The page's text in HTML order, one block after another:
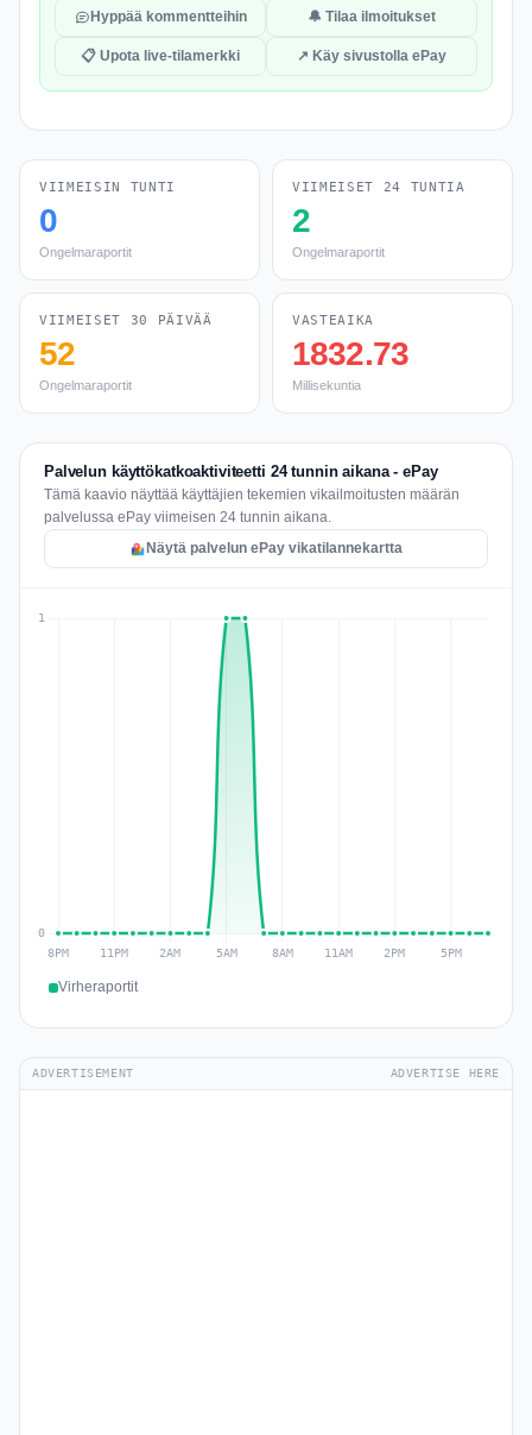
Hyppää kommentteihin 🔔 Tilaa ilmoitukset
📋 Upota live-tilamerkki ↗ Käy sivustolla ePay
VIIMEISIN TUNTI
0
Ongelmaraportit
VIIMEISET 24 TUNTIA
2
Ongelmaraportit
VIIMEISET 30 PÄIVÄÄ
52
Ongelmaraportit
VASTEAIKA
1832.73
Millisekuntia
Palvelun käyttökatkoaktiviteetti 24 tunnin aikana - ePay
Tämä kaavio näyttää käyttäjien tekemien vikailmoitusten määrän
palvelussa ePay viimeisen 24 tunnin aikana.
Näytä palvelun ePay vikatilannekartta
Virheraportit
ADVERTISEMENT ADVERTISE HERE